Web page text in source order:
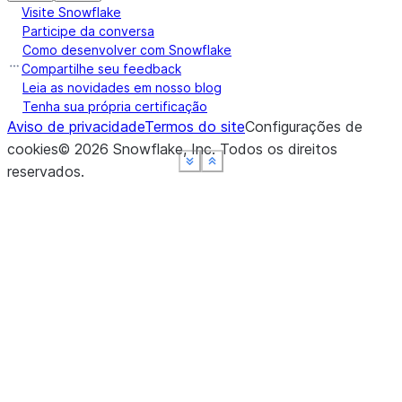
Show less
See moreShow less
See moreShow less
See moreShow less
See more
Visite Snowflake
Participe da conversa
Como desenvolver com Snowflake
Compartilhe seu feedback
Leia as novidades em nosso blog
Tenha sua própria certificação
Aviso de privacidadeTermos do siteConfigurações de
cookies© 2026 Snowflake, Inc.Todos os direitos
reservados.